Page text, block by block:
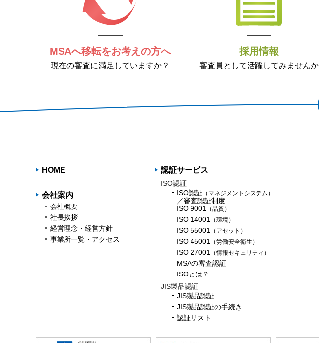
MSAへ移転をお考えの方へ
現在の審査に満足していますか？
採用情報
審査員として活躍してみませんか
HOME
会社案内
会社概要
社長挨拶
経営理念・経営方針
事業所一覧・アクセス
認証サービス
ISO認証
ISO認証 （マネジメントシステム）
／審査認証制度
ISO 9001（品質）
ISO 14001（環境）
ISO 55001（アセット）
ISO 45001（労働安全衛生）
ISO 27001（情報セキュリティ）
MSAの審査認証
ISOとは？
JIS製品認証
JIS製品認証
JIS製品認証の手続き
認証リスト